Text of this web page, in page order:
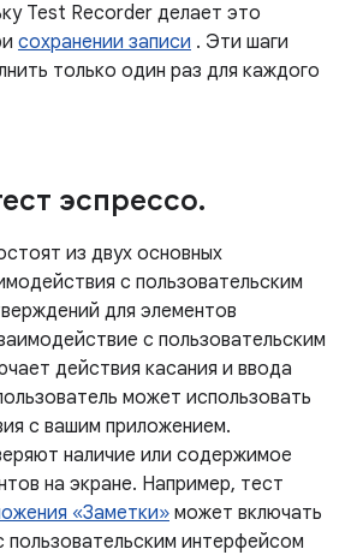
Test Recorder делает это
сохранении записи . Эти шаги
только один раз для каждого
эспрессо.
из двух основных
с пользовательским
для элементов
с пользовательским
действия касания и ввода
может использовать
с вашим приложением.
наличие или содержимое
на экране. Например, тест
«Заметки» может включать
пользовательским интерфейсом